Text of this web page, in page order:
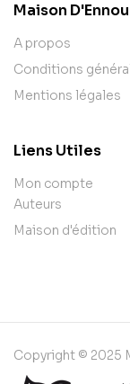
Maison
A propos
Conditions
Mentions légales
Liens Utiles
Mon compte
Auteurs
Maison d'édition
Copyright © 2025